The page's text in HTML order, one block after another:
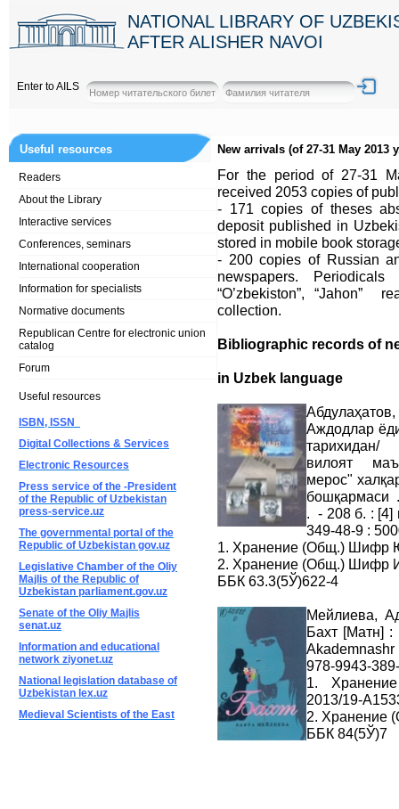
NATIONAL LIBRARY OF
AFTER ALISHER NAVOI
Enter to AILS
Useful resources
Readers
About the Library
Interactive services
Conferences, seminars
International cooperation
Information for specialists
Normative documents
Republican Centre for electronic union
catalog
Forum
Useful resources
ISBN, ISSN
Digital Collections & Services
Electronic Resources
Press service of the -President
of the Republic of Uzbekistan
press-service.uz
The governmental portal of the
Republic of Uzbekistan gov.uz
Legislative Chamber of the Oliy
Majlis of the Republic of
Uzbekistan parliament.gov.uz
Senate of the Oliy Majlis
senat.uz
Information and educational
network ziyonet.uz
National legislation database of
Uzbekistan lex.uz
Medieval Scientists of the East
New arrivals (of 27-31 May 2013
For the period of 27-31
received 2053 copies of
- 171 copies of theses
deposit published in
stored in mobile book
- 200 copies of Russian
newspapers.
“O’zbekiston”, “Jahon”
collection.
Bibliographic records of
in Uzbek language
Аждодлар
тарихидан/
вилоят
мерос"
бошқармаси
. - 208 б. : [4]
349-48-9 :
1. Хранение (Общ.) Шифр
2. Хранение (Общ.) Шифр
ББК 63.3(5Ў)622-4
Мейлиева,
Бахт [Матн]
978-9943-
1.
2013/19-
2. Хранение
ББК 84(5Ў)7